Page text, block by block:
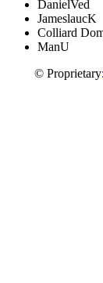
DanielVed
JameslaucK
Colliard
ManU
© Proprietary: